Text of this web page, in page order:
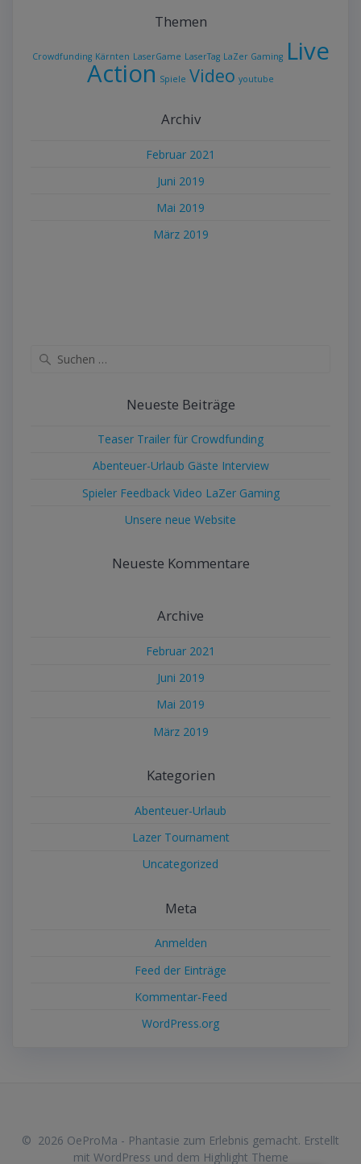
Themen
Crowdfunding Kärnten LaserGame LaserTag LaZer Gaming Live
Action Spiele Video youtube
Archiv
Februar 2021
Juni 2019
Mai 2019
März 2019
Neueste Beiträge
Teaser Trailer für Crowdfunding
Abenteuer-Urlaub Gäste Interview
Spieler Feedback Video LaZer Gaming
Unsere neue Website
Neueste Kommentare
Archive
Februar 2021
Juni 2019
Mai 2019
März 2019
Kategorien
Abenteuer-Urlaub
Lazer Tournament
Uncategorized
Meta
Anmelden
Feed der Einträge
Kommentar-Feed
WordPress.org
© 2026 OeProMa - Phantasie zum Erlebnis gemacht. Erstellt
mit WordPress und dem Highlight Theme